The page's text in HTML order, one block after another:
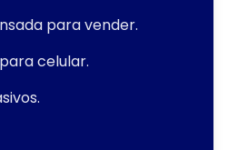
para vender.
celular.